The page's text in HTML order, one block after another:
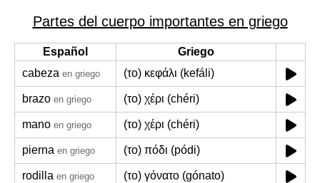
Partes del cuerpo importantes en griego
Español
Griego
cabeza en griego (το) κεφάλι (kefáli)
brazo en griego (το) χέρι (chéri)
mano en griego (το) χέρι (chéri)
pierna en griego (το) πόδι (pódi)
rodilla en griego (το) γόνατο (gónato)